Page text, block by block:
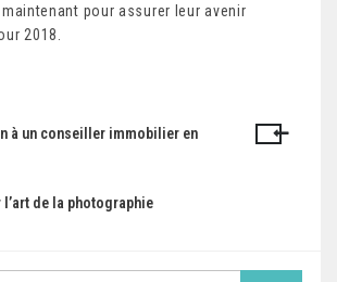
pour assurer leur avenir
2018.
à un conseiller immobilier en
de la photographie